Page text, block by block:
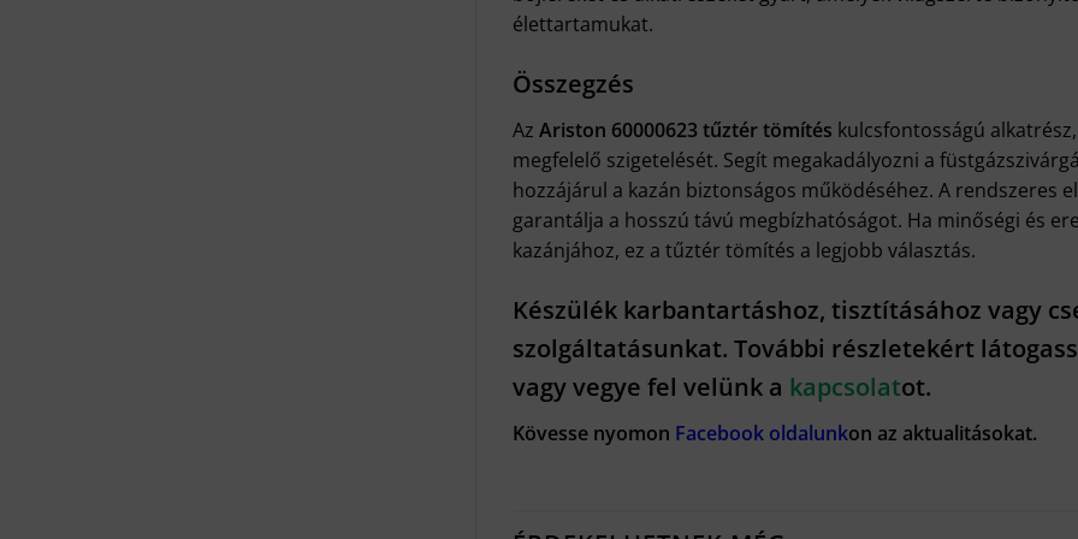
élettartamukat.
Összegzés
Az Ariston 60000623 tűztér tömítés kulcsfontosságú
megfelelő szigetelését. Segít megakadályozni a
hozzájárul a kazán biztonságos működéséhez. A rendszeres
garantálja a hosszú távú megbízhatóságot. Ha minőségi és
kazánjához, ez a tűztér tömítés a legjobb választás.
Készülék karbantartáshoz, tisztításához vagy
szolgáltatásunkat. További részletekért
vagy vegye fel velünk a kapcsolatot.
Kövesse nyomon Facebook oldalunkon az aktualitásokat.